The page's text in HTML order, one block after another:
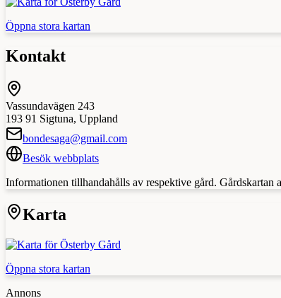
Öppna stora kartan
Kontakt
Vassundavägen 243
193 91 Sigtuna, Uppland
bondesaga@gmail.com
Besök webbplats
Informationen tillhandahålls av respektive gård. Gårdskartan
Karta
Öppna stora kartan
Annons